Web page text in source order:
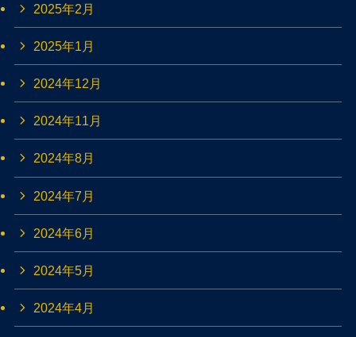
2025年2月
2025年1月
2024年12月
2024年11月
2024年8月
2024年7月
2024年6月
2024年5月
2024年4月